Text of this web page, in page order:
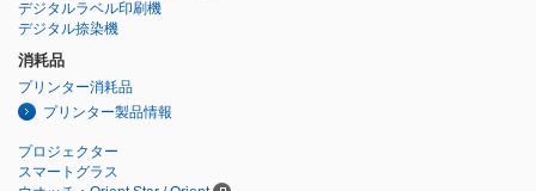
デジタルラベル印刷機
デジタル捺染機
消耗品
プリンター消耗品
プリンター製品情報
プロジェクター
スマートグラス